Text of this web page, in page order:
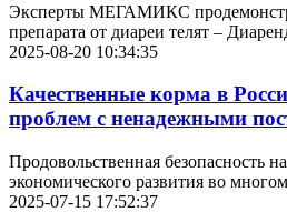
Эксперты МЕГАМИКС
препарата от диареи телят –
2025-08-20 10:34:35
Качественные корма в
проблем с ненадежными
Продовольственная безопасность
экономического развития во
2025-07-15 17:52:37